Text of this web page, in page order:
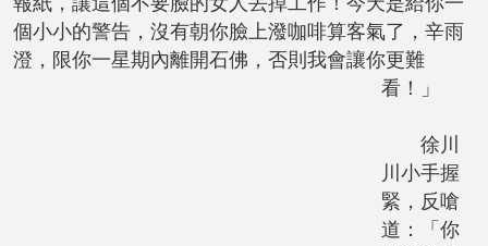
個小小的警告，沒有朝你臉上潑咖啡算客氣了，辛雨
澄，限你一星期內離開石佛，否則我會讓你更難
看！」
徐川
川小手握
緊，反嗆
道：「你